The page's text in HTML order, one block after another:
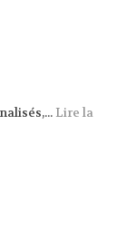
Lire la